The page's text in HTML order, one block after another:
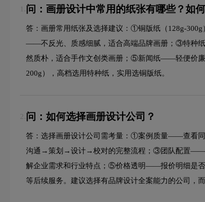
问：画册设计中常用的纸张有哪些？如何
答：画册常用纸张及选择建议：①铜版纸（128g-
——不反光、质感细腻，适合高端品牌画册；③特种
然质朴，适合手作文创类画册；⑤新闻纸——轻便价廉
200g），高档选用特种纸，实用选铜版纸。
2. 问：如何选择画册设计公司？
答：选择画册设计公司需考量：①案例质量——查看
沟通→策划→设计→校对的完整流程；③团队配置——
解企业需求和行业特点；⑤价格透明——报价明细是
等后续服务。建议选择有品牌设计全案能力的公司，